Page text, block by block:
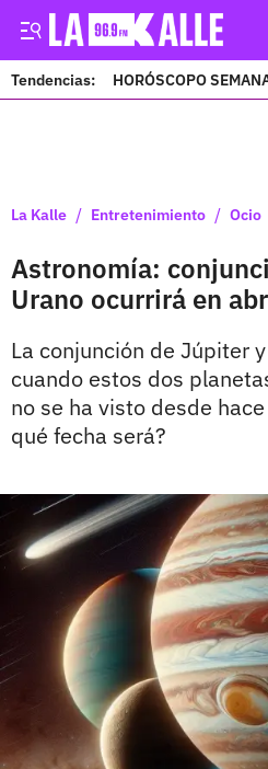
Tendencias: HORÓSCOPO
La Kalle / Entretenimiento / Ocio
Astronomía:
Urano ocurrirá en
La conjunción de Júpiter
cuando estos dos
no se ha visto desde
qué fecha será?